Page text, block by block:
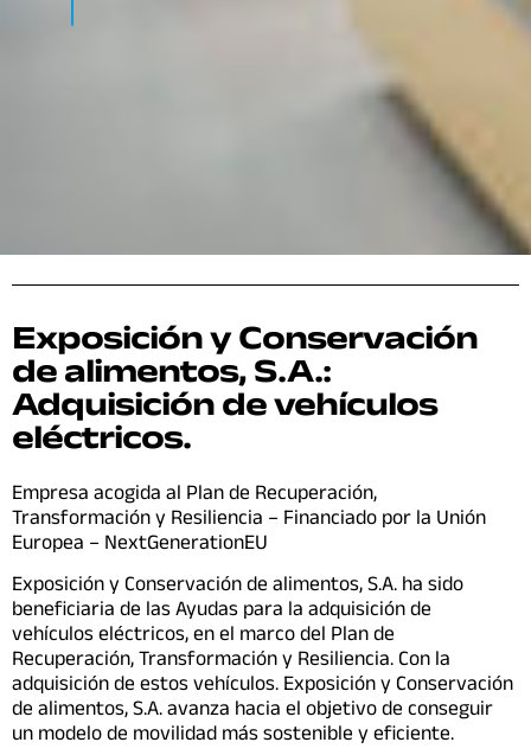
Exposición y Conservación
de alimentos, S.A.:
Adquisición de vehículos
eléctricos.
Empresa acogida al Plan de Recuperación,
Transformación y Resiliencia – Financiado por la Unión
Europea – NextGenerationEU
Exposición y Conservación de alimentos, S.A. ha sido
beneficiaria de las Ayudas para la adquisición de
vehículos eléctricos, en el marco del Plan de
Recuperación, Transformación y Resiliencia. Con la
adquisición de estos vehículos. Exposición y Conservación
de alimentos, S.A. avanza hacia el objetivo de conseguir
un modelo de movilidad más sostenible y eficiente.